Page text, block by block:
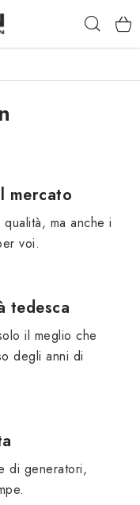
sui Cookie
mercato
ma anche i
voi.
tedesca
il meglio che
degli anni di
di generatori,